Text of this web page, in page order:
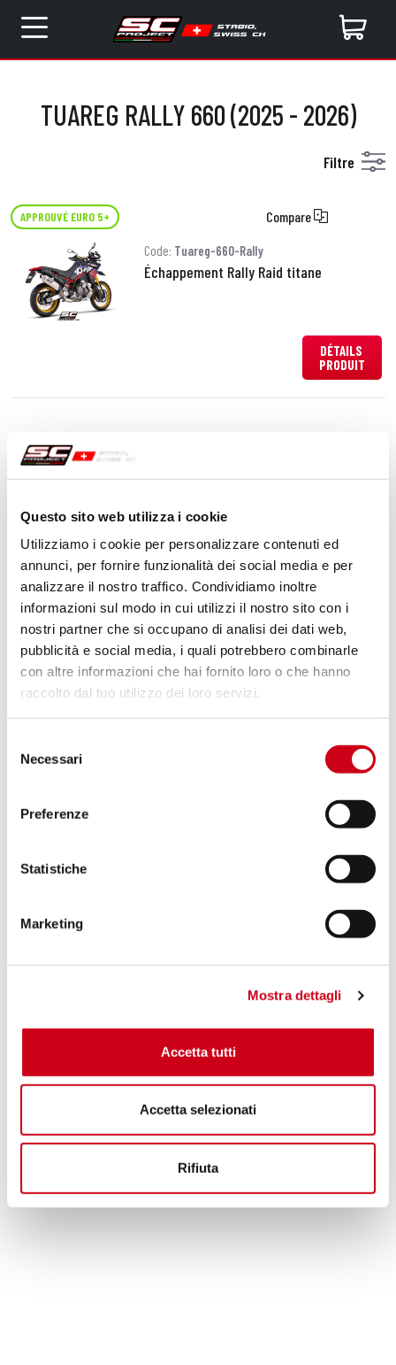
Questo sito web utilizza i cookie
Utilizziamo i cookie per personalizzare contenuti ed
annunci, per fornire funzionalità dei social media e per
analizzare il nostro traffico. Condividiamo inoltre
informazioni sul modo in cui utilizzi il nostro sito con i
nostri partner che si occupano di analisi dei dati web,
pubblicità e social media, i quali potrebbero combinarle
con altre informazioni che hai fornito loro o che hanno
raccolto dal tuo utilizzo dei loro servizi.
delNecessari
Preferenze
Statistiche
Marketing
Mostra dettagli
Accetta tutti
Accetta selezionati
Rifiuta
TUAREG RALLY 660 (2025 - 2026)
Filtre
APPROUVÉ EURO 5+ Compare
Code: Tuareg-660-Rally
Échappement Rally Raid titane
DÉTAILS
PRODUIT